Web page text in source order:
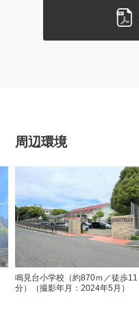
周辺環境
鳴見台小学校（約870ｍ／徒歩11
分）（撮影年月：2024年5月）